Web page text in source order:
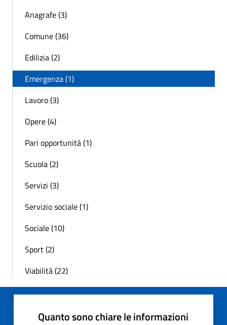
Anagrafe (3)
Comune (36)
Edilizia (2)
Emergenza (1)
Lavoro (3)
Opere (4)
Pari opportunità (1)
Scuola (2)
Servizi (3)
Servizio sociale (1)
Sociale (10)
Sport (2)
Viabilità (22)
Quanto sono chiare le informazioni